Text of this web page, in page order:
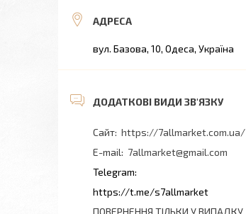
вул. Базова, 10, Одеса, Україна
https://7allmarket.com.ua/
7allmarket@gmail.com
https://t.me/s7allmarket
ПОВЕРНЕННЯ ТІЛЬКИ У ВИПАДКУ